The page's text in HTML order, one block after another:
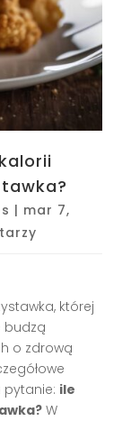
| mar 7,
której
budzą
o zdrową
ile
W